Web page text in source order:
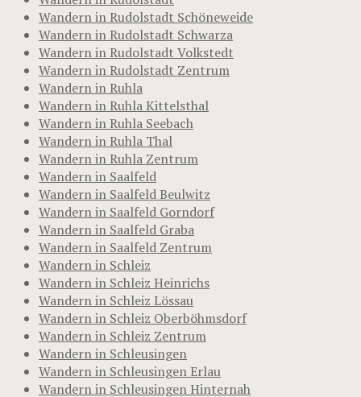
Wandern in Rudolstadt Schöneweide
Wandern in Rudolstadt Schwarza
Wandern in Rudolstadt Volkstedt
Wandern in Rudolstadt Zentrum
Wandern in Ruhla
Wandern in Ruhla Kittelsthal
Wandern in Ruhla Seebach
Wandern in Ruhla Thal
Wandern in Ruhla Zentrum
Wandern in Saalfeld
Wandern in Saalfeld Beulwitz
Wandern in Saalfeld Gorndorf
Wandern in Saalfeld Graba
Wandern in Saalfeld Zentrum
Wandern in Schleiz
Wandern in Schleiz Heinrichs
Wandern in Schleiz Lössau
Wandern in Schleiz Oberböhmsdorf
Wandern in Schleiz Zentrum
Wandern in Schleusingen
Wandern in Schleusingen Erlau
Wandern in Schleusingen Hinternah